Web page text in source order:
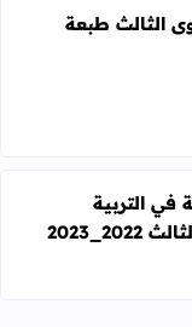
طبعة 2023-2024
الثالث طبعة
الاسلامية للمستوى
في التربية